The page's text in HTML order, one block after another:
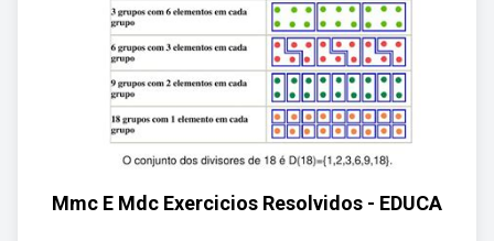
Mmc E Mdc Exercicios Resolvidos - EDUCA